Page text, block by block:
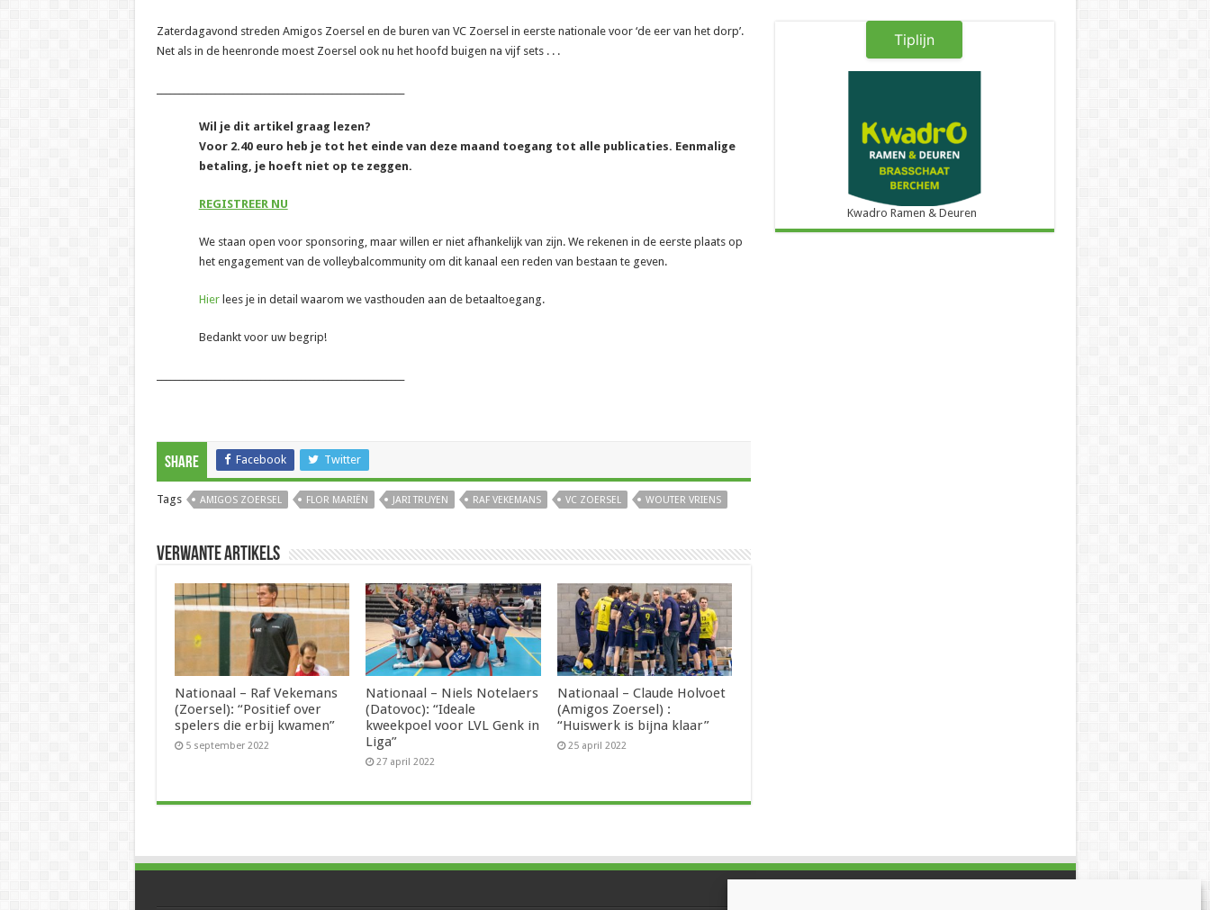
Zaterdagavond streden Amigos Zoersel en de buren van VC Zoersel in eerste nationale voor ‘de eer van het dorp’.
Net als in de heenronde moest Zoersel ook nu het hoofd buigen na vijf sets . . .
Wil je dit artikel graag lezen?
Voor 2.40 euro heb je tot het einde van deze maand toegang tot alle publicaties. Eenmalige
betaling, je hoeft niet op te zeggen.
REGISTREER NU
We staan open voor sponsoring, maar willen er niet afhankelijk van zijn. We rekenen in de eerste plaats op
het engagement van de volleybalcommunity om dit kanaal een reden van bestaan te geven.
Hierlees je in detail waarom we vasthouden aan de betaaltoegang.
Bedankt voor uw begrip!
Share Facebook Twitter
Tags AMIGOS ZOERSEL FLOR MARIËN JARI TRUYEN RAF VEKEMANS VC ZOERSEL WOUTER VRIENS
Verwante artikels
Nationaal – Raf Vekemans
(Zoersel): “Positief over
spelers die erbij kwamen”
5 september 2022
Nationaal – Niels Notelaers
(Datovoc): “Ideale
kweekpoel voor LVL Genk in
Liga”
27 april 2022
Nationaal – Claude Holvoet
(Amigos Zoersel) :
“Huiswerk is bijna klaar”
25 april 2022
Tiplijn
Kwadro Ramen & Deuren